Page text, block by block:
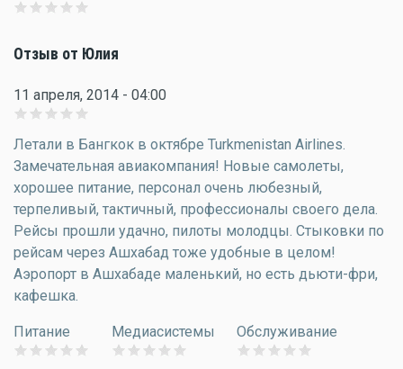
Отзыв от Юлия
11 апреля, 2014 - 04:00
Летали в Бангкок в октябре Turkmenistan Airlines.
Замечательная авиакомпания! Новые самолеты,
хорошее питание, персонал очень любезный,
терпеливый, тактичный, профессионалы своего дела.
Рейсы прошли удачно, пилоты молодцы. Стыковки по
рейсам через Ашхабад тоже удобные в целом!
Аэропорт в Ашхабаде маленький, но есть дьюти-фри,
кафешка.
Питание Медиасистемы Обслуживание